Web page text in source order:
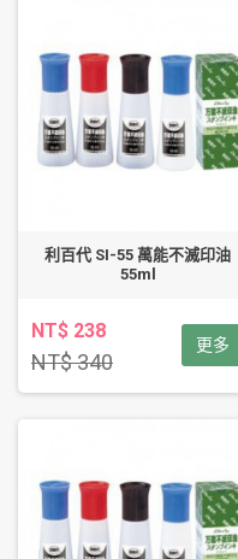
利百代 SI-55 萬能不滅印油
55ml
NT$ 238
NT$ 340
更多